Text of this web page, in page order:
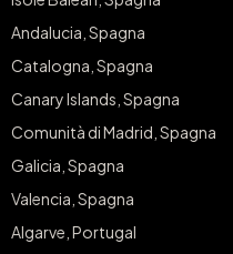
Andalucia, Spagna
Catalogna, Spagna
Canary Islands, Spagna
Comunità di Madrid, Spagna
Galicia, Spagna
Valencia, Spagna
Algarve, Portugal